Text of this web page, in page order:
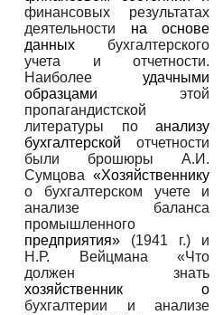
финансовых результатах
деятельности на основе
данных бухгалтерского
учета и отчетности.
Наиболееудачными
образцамиэтой
пропагандистской
литературы поанализу
бухгалтерскойотчетности
были брошюры А.И.
Сумцова«Хозяйственнику
о бухгалтерском учете и
анализе баланса
промышленного
предприятия» (1941 г.) и
Н.Р. Вейцмана «Что
должен знать
хозяйственник о
бухгалтерии и анализе